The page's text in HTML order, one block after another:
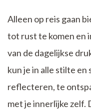
Alleen op reis gaan
tot rust te komen en
van de dagelijkse
kun je in alle stilte
reflecteren, te
met je innerlijke zelf.